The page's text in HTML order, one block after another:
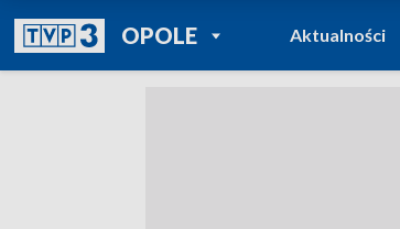
OPOLEPOWRÓT DO
TVP REGIONY
Aktualności